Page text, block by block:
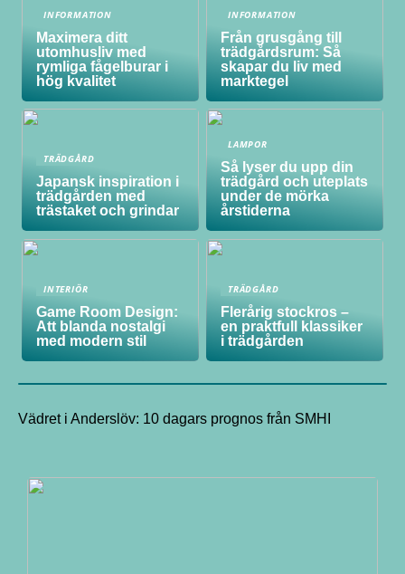
INFORMATION
Maximera ditt
utomhusliv med
rymliga fågelburar i
hög kvalitet
INFORMATION
Från grusgång till
trädgårdsrum: Så
skapar du liv med
marktegel
TRÄDGÅRD
Japansk inspiration i
trädgården med
trästaket och grindar
LAMPOR
Så lyser du upp din
trädgård och uteplats
under de mörka
årstiderna
INTERIÖR
Game Room Design:
Att blanda nostalgi
med modern stil
TRÄDGÅRD
Flerårig stockros –
en praktfull klassiker
i trädgården
Vädret i Anderslöv: 10 dagars prognos från SMHI